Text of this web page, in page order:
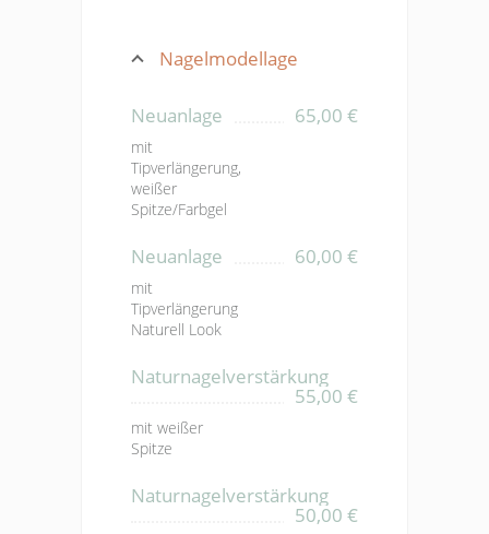
Nagelmodellage
Neuanlage 65,00 €
mit
Tipverlängerung,
weißer
Spitze/Farbgel
Neuanlage 60,00 €
mit
Tipverlängerung
Naturell Look
Naturnagelverstärkung
55,00 €
mit weißer
Spitze
Naturnagelverstärkung
50,00 €